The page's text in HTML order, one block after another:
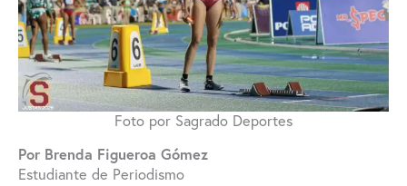
Foto por Sagrado Deportes
Por Brenda Figueroa Gómez
Estudiante de Periodismo